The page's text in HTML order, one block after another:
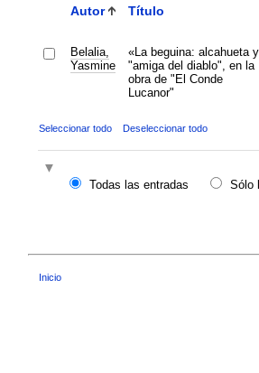
Autor Título
Belalia,
Yasmine
«La beguina: alcahueta y
"amiga del diablo", en la
obra de "El Conde
Lucanor"
Seleccionar todo Deseleccionar todo
Todas las entradas
Sólo
Inicio